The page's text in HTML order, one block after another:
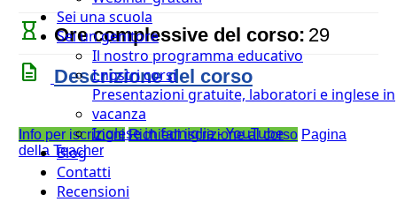
Sei una scuola
Sei un genitore
Il nostro programma educativo
I nostri corsi
Presentazioni gratuite, laboratori e inglese in
vacanza
Inglese in famiglia - YouTube
Blog
Contatti
Recensioni
hourglass_empty Ore complessive del corso: 29
description Descrizione del corso
Info per iscrizioni Richiedi iscrizione al corso Pagina
della Teacher